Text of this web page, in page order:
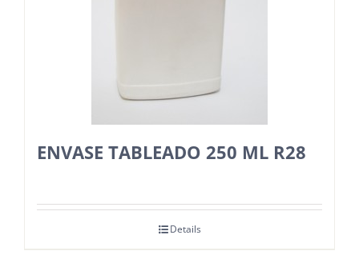
ENVASE TABLEADO 250 ML R28
Details